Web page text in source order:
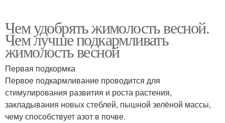
Чем удобрять жимолость весной.
Чем лучше подкармливать
жимолость весной
Первая подкормка
Первое подкармливание проводится для
стимулирования развития и роста растения,
закладывания новых стеблей, пышной зелёной массы,
чему способствует азот в почве.